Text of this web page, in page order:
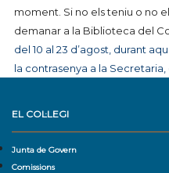
moment. Si no els teniu o no
demanar a la Biblioteca del
del 10 al 23 d’agost, durant
la contrasenya a la Secretaria,
EL COL·LEGI
Junta de Govern
Comissions